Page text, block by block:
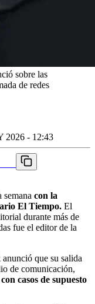
sobre las
de redes
2026 - 12:43
con la
El Tiempo. El
durante más de
fue el editor de la
que su salida
de comunicación,
casos de supuesto